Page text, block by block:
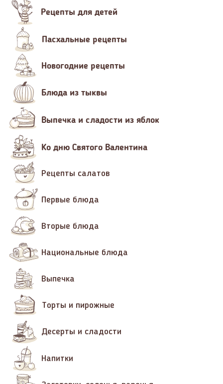
Рецепты для детей
Пасхальные рецепты
Новогодние рецепты
Блюда из тыквы
Выпечка и сладости из яблок
Ко дню Святого Валентина
Рецепты салатов
Первые блюда
Вторые блюда
Национальные блюда
Выпечка
Торты и пирожные
Десерты и сладости
Напитки